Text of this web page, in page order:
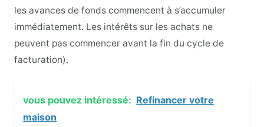
les avances de fonds commencent à s’accumuler
immédiatement. Les intérêts sur les achats ne
peuvent pas commencer avant la fin du cycle de
facturation).
vous pouvez intéressé: Refinancer votre
maison